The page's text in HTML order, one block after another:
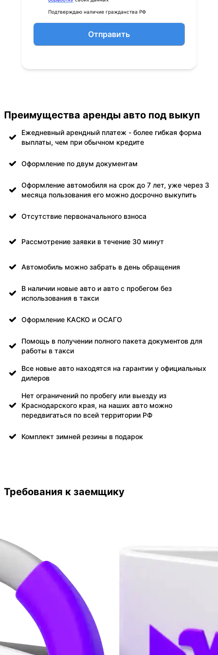
Подтверждаю наличие гражданства РФ
Отправить
Преимущества аренды авто под выкуп
Ежедневный арендный платеж - более гибкая форма
выплаты, чем при обычном кредите
Оформление по двум документам
Оформление автомобиля на срок до 7 лет, уже через 3
месяца пользования его можно досрочно выкупить
Отсутствие первоначального взноса
Рассмотрение заявки в течение 30 минут
Автомобиль можно забрать в день обращения
В наличии новые авто и авто с пробегом без
использования в такси
Оформление КАСКО и ОСАГО
Помощь в получении полного пакета документов для
работы в такси
Все новые авто находятся на гарантии у официальных
дилеров
Нет ограничений по пробегу или выезду из
Краснодарского края, на наших авто можно
передвигаться по всей территории РФ
Комплект зимней резины в подарок
Требования к заемщику